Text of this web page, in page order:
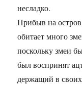
несладко.
Прибыв на
обитает много
поскольку змеи
был воспринят
держащий в